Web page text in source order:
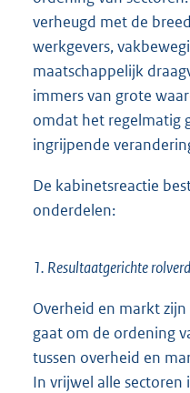
verheugd met de
werkgevers,
maatschappelijk
immers van grote
omdat het regelmatig
ingrijpende
De kabinetsreactie
onderdelen:
1. Resultaatgerichte
Overheid en markt
gaat om de ordening
tussen overheid en
In vrijwel alle